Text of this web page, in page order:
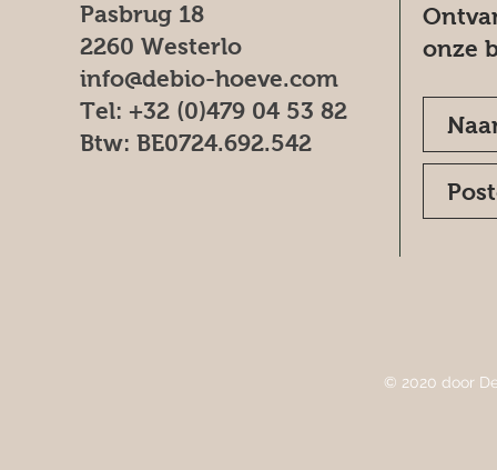
Pasbrug 18
2260 Westerlo
info@debio-hoeve.com
Tel: +32 (0)479 04 53 82
Btw: BE0724.692.542
onze
© 2020 door